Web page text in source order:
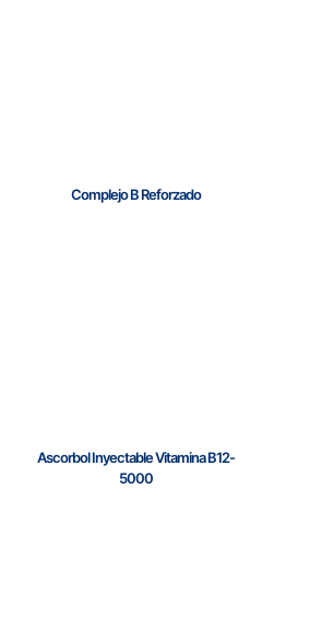
Complejo B Reforzado
Ascorbol Inyectable Vitamina B12-
5000